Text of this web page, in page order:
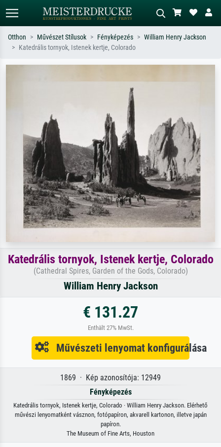
szerint – pl. Monet, Csillagos éj,
piros absztrakt, sötét olajkép, álló akt
Otthon Művészet Stílusok Fényképezés
William Henry Jackson
Katedrális tornyok, Istenek kertje, Colorado
Katedrális tornyok, Istenek kertje, Colorado
(Cathedral Spires, Garden of the Gods, Colorado)
William Henry Jackson
€ 131.27
Enthält 27% MwSt.
Művészeti lenyomat konfigurálása
1869 · Kép azonosítója: 12949
Fényképezés
Katedrális tornyok, Istenek kertje, Colorado · William Henry Jackson. Elérhető
művészi lenyomatként vásznon, fotópapíron, akvarell kartonon, illetve japán
papíron.
The Museum of Fine Arts, Houston